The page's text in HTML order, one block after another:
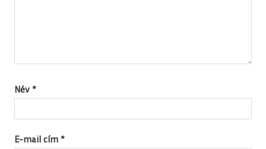
Név *
E-mail cím *